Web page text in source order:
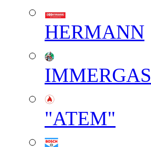
HERMANN
IMMERGAS
"АТЕМ"